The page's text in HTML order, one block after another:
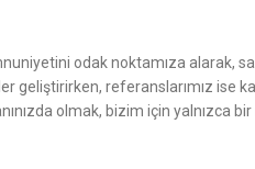
olmalı.
odak noktamıza alarak,
geliştirirken, referanslarımız ise
olmak, bizim için yalnızca